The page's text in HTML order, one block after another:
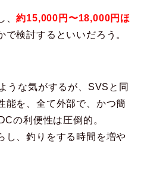
、約15,000円〜18,000円ほ
で検討するといいだろう。
うな気がするが、SVSと同
能を、全て外部で、かつ簡
の利便性は圧倒的。
し、釣りをする時間を増や